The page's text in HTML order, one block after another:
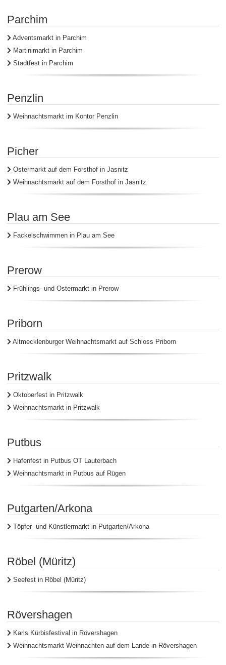
Parchim
Adventsmarkt in Parchim
Martinimarkt in Parchim
Stadtfest in Parchim
Penzlin
Weihnachtsmarkt im Kontor Penzlin
Picher
Ostermarkt auf dem Forsthof in Jasnitz
Weihnachtsmarkt auf dem Forsthof in Jasnitz
Plau am See
Fackelschwimmen in Plau am See
Prerow
Frühlings- und Ostermarkt in Prerow
Priborn
Altmecklenburger Weihnachtsmarkt auf Schloss Priborn
Pritzwalk
Oktoberfest in Pritzwalk
Weihnachtsmarkt in Pritzwalk
Putbus
Hafenfest in Putbus OT Lauterbach
Weihnachtsmarkt in Putbus auf Rügen
Putgarten/Arkona
Töpfer- und Künstlermarkt in Putgarten/Arkona
Röbel (Müritz)
Seefest in Röbel (Müritz)
Rövershagen
Karls Kürbisfestival in Rövershagen
Weihnachtsmarkt Weihnachten auf dem Lande in Rövershagen